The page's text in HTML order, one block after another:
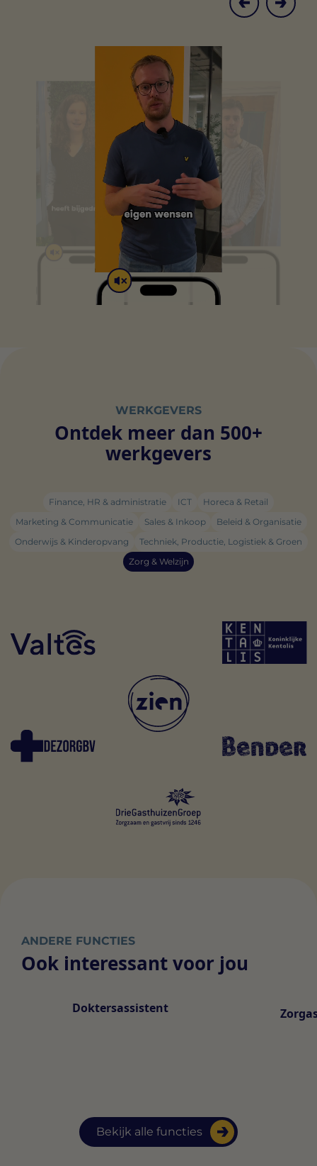
WERKGEVERS
Ontdek meer dan 500+
werkgevers
Finance, HR & administratie ICT
Horeca & Retail
Marketing & Communicatie
Sales & Inkoop
Beleid & Organisatie
Onderwijs & Kinderopvang
Techniek, Productie, Logistiek & Groen
Zorg & Welzijn
ANDERE FUNCTIES
Ook interessant voor jou
Bekijk alle functies
Doktersassistent